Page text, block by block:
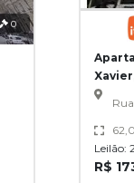
0
Leilão:
R$